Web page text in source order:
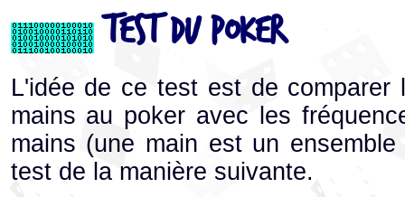
Test du poker
L'idée de ce test est de comparer
mains au poker avec les
mains (une main est un
test de la manière suivante.